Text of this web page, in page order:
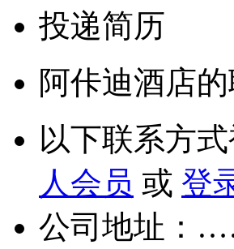
投递简历
阿佧迪酒店
以下联系方
人会员 或 登
公司地址